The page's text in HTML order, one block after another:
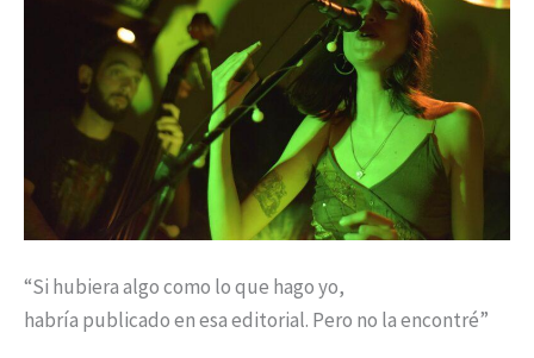
“Si hubiera algo como lo que hago yo,
habría publicado en esa editorial. Pero no la encontré”
Negro.